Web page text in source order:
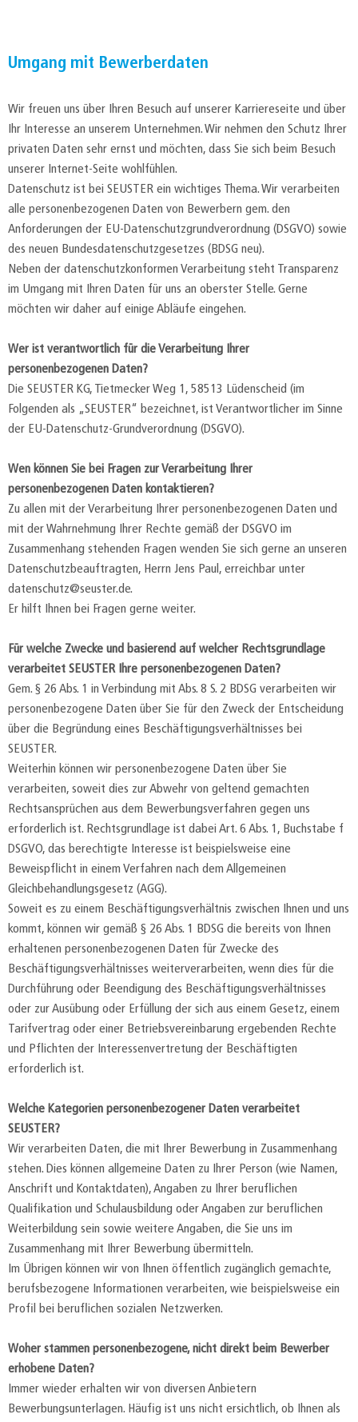
Umgang mit Bewerberdaten
Wir freuen uns über Ihren Besuch auf unserer Karriereseite und über
Ihr Interesse an unserem Unternehmen. Wir nehmen den Schutz Ihrer
privaten Daten sehr ernst und möchten, dass Sie sich beim Besuch
unserer Internet-Seite wohlfühlen.
Datenschutz ist bei SEUSTER ein wichtiges Thema. Wir verarbeiten
alle personenbezogenen Daten von Bewerbern gem. den
Anforderungen der EU-Datenschutzgrundverordnung (DSGVO) sowie
des neuen Bundesdatenschutzgesetzes (BDSG neu).
Neben der datenschutzkonformen Verarbeitung steht Transparenz
im Umgang mit Ihren Daten für uns an oberster Stelle. Gerne
möchten wir daher auf einige Abläufe eingehen.
Wer ist verantwortlich für die Verarbeitung Ihrer
personenbezogenen Daten?
Die SEUSTER KG, Tietmecker Weg 1, 58513 Lüdenscheid (im
Folgenden als „SEUSTER“ bezeichnet, ist Verantwortlicher im Sinne
der EU-Datenschutz-Grundverordnung (DSGVO).
Wen können Sie bei Fragen zur Verarbeitung Ihrer
personenbezogenen Daten kontaktieren?
Zu allen mit der Verarbeitung Ihrer personenbezogenen Daten und
mit der Wahrnehmung Ihrer Rechte gemäß der DSGVO im
Zusammenhang stehenden Fragen wenden Sie sich gerne an unseren
Datenschutzbeauftragten, Herrn Jens Paul, erreichbar unter
datenschutz@seuster.de.
Er hilft Ihnen bei Fragen gerne weiter.
Für welche Zwecke und basierend auf welcher Rechtsgrundlage
verarbeitet SEUSTER Ihre personenbezogenen Daten?
Gem. § 26 Abs. 1 in Verbindung mit Abs. 8 S. 2 BDSG verarbeiten wir
personenbezogene Daten über Sie für den Zweck der Entscheidung
über die Begründung eines Beschäftigungsverhältnisses bei
SEUSTER.
Weiterhin können wir personenbezogene Daten über Sie
verarbeiten, soweit dies zur Abwehr von geltend gemachten
Rechtsansprüchen aus dem Bewerbungsverfahren gegen uns
erforderlich ist. Rechtsgrundlage ist dabei Art. 6 Abs. 1, Buchstabe f
DSGVO, das berechtigte Interesse ist beispielsweise eine
Beweispflicht in einem Verfahren nach dem Allgemeinen
Gleichbehandlungsgesetz (AGG).
Soweit es zu einem Beschäftigungsverhältnis zwischen Ihnen und uns
kommt, können wir gemäß § 26 Abs. 1 BDSG die bereits von Ihnen
erhaltenen personenbezogenen Daten für Zwecke des
Beschäftigungsverhältnisses weiterverarbeiten, wenn dies für die
Durchführung oder Beendigung des Beschäftigungsverhältnisses
oder zur Ausübung oder Erfüllung der sich aus einem Gesetz, einem
Tarifvertrag oder einer Betriebsvereinbarung ergebenden Rechte
und Pflichten der Interessenvertretung der Beschäftigten
erforderlich ist.
Welche Kategorien personenbezogener Daten verarbeitet
SEUSTER?
Wir verarbeiten Daten, die mit Ihrer Bewerbung in Zusammenhang
stehen. Dies können allgemeine Daten zu Ihrer Person (wie Namen,
Anschrift und Kontaktdaten), Angaben zu Ihrer beruflichen
Qualifikation und Schulausbildung oder Angaben zur beruflichen
Weiterbildung sein sowie weitere Angaben, die Sie uns im
Zusammenhang mit Ihrer Bewerbung übermitteln.
Im Übrigen können wir von Ihnen öffentlich zugänglich gemachte,
berufsbezogene Informationen verarbeiten, wie beispielsweise ein
Profil bei beruflichen sozialen Netzwerken.
Woher stammen personenbezogene, nicht direkt beim Bewerber
erhobene Daten?
Immer wieder erhalten wir von diversen Anbietern
Bewerbungsunterlagen. Häufig ist uns nicht ersichtlich, ob Ihnen als